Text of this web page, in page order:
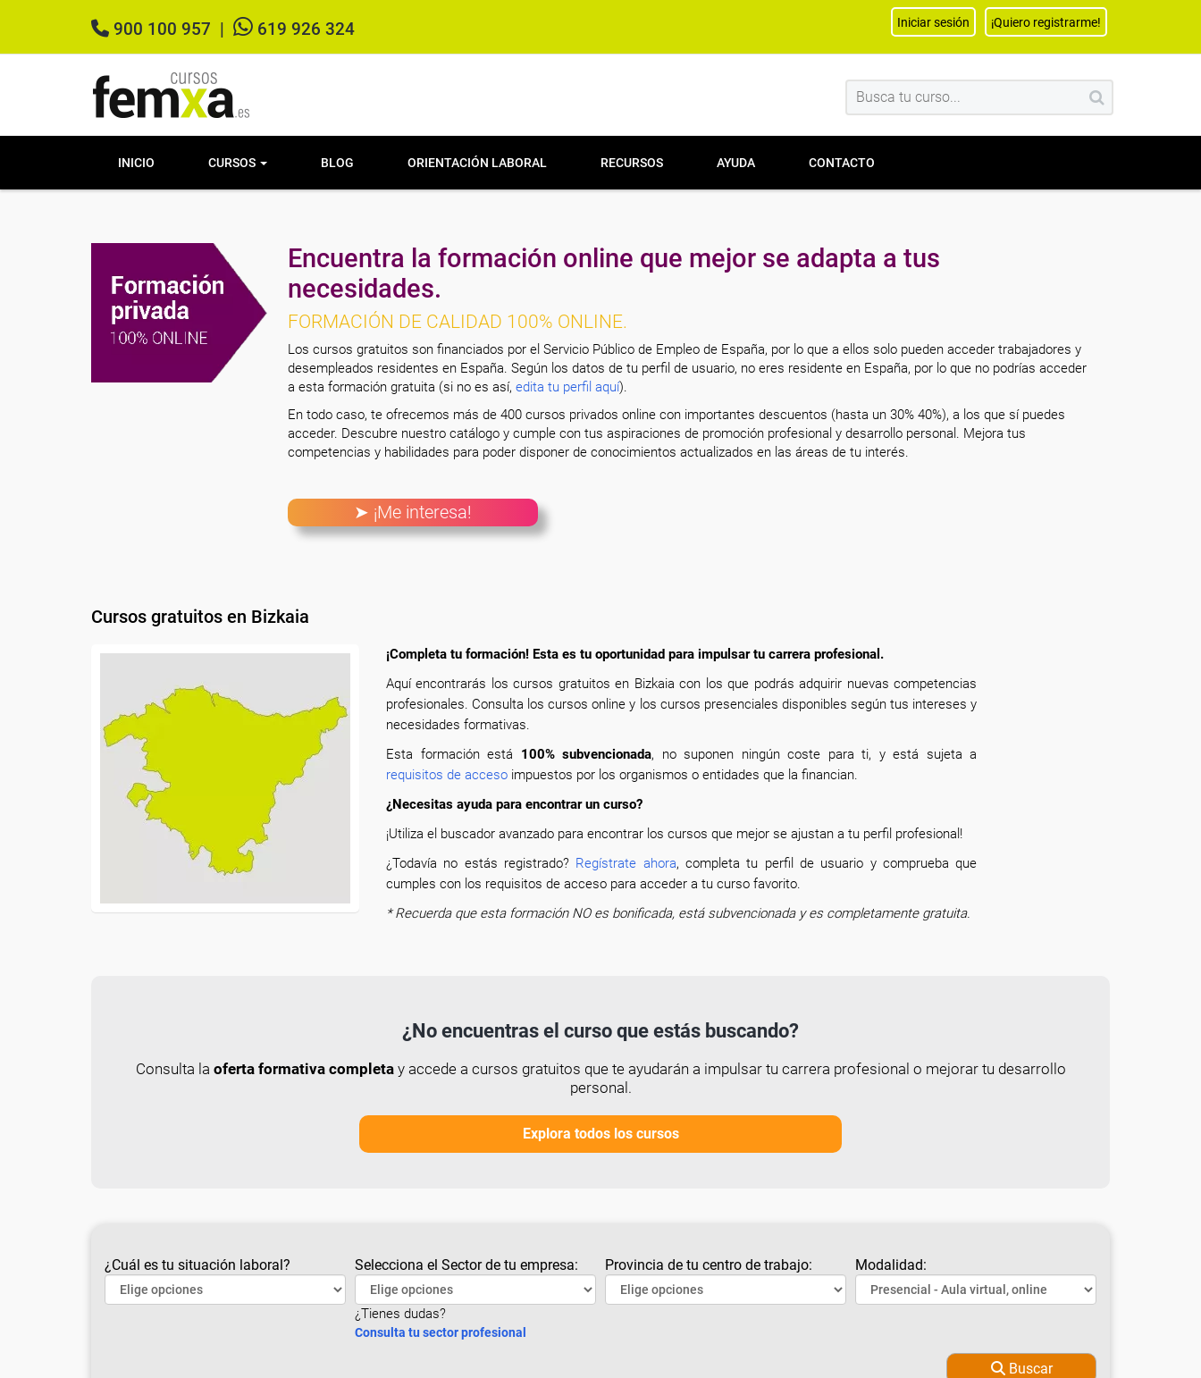
900 100 957 619 926 324 Iniciar sesión ¡Quiero registrarme!
INICIO CURSOS BLOG ORIENTACIÓN LABORAL RECURSOS AYUDA CONTACTO
Encuentra la formación online que mejor se adapta a tus
necesidades.
FORMACIÓN DE CALIDAD 100% ONLINE.
Los cursos gratuitos son financiados por el Servicio Público de Empleo de España, por lo que a ellos solo pueden acceder trabajadores y
desempleados residentes en España. Según los datos de tu perfil de usuario, no eres residente en España, por lo que no podrías acceder
a esta formación gratuita (si no es así, edita tu perfil aquí).
En todo caso, te ofrecemos más de 400 cursos privados online con importantes descuentos (hasta un 30% 40%), a los que sí puedes
acceder. Descubre nuestro catálogo y cumple con tus aspiraciones de promoción profesional y desarrollo personal. Mejora tus
competencias y habilidades para poder disponer de conocimientos actualizados en las áreas de tu interés.
➤ ¡Me interesa!
Cursos gratuitos en Bizkaia
¡Completa tu formación! Esta es tu oportunidad para impulsar tu carrera profesional.
Aquí encontrarás los cursos gratuitos en Bizkaia con los que podrás adquirir nuevas competencias
profesionales. Consulta los cursos online y los cursos presenciales disponibles según tus intereses y
necesidades formativas.
Esta formación está 100% subvencionada, no suponen ningún coste para ti, y está sujeta a
requisitos de acceso impuestos por los organismos o entidades que la financian.
¿Necesitas ayuda para encontrar un curso?
¡Utiliza el buscador avanzado para encontrar los cursos que mejor se ajustan a tu perfil profesional!
¿Todavía no estás registrado? Regístrate ahora, completa tu perfil de usuario y comprueba que
cumples con los requisitos de acceso para acceder a tu curso favorito.
* Recuerda que esta formación NO es bonificada, está subvencionada y es completamente gratuita.
¿No encuentras el curso que estás buscando?
Consulta la oferta formativa completay accede a cursos gratuitos que te ayudarán a impulsar tu carrera profesional o mejorar tu desarrollo
personal.
Explora todos los cursos
¿Cuál es tu situación laboral? Selecciona el Sector de tu empresa:
¿Tienes dudas?
Consulta tu sector profesional
Provincia de tu centro de trabajo: Modalidad:
Buscar